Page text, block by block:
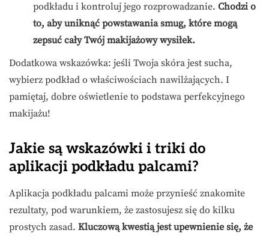
podkładu i kontroluj jego rozprowadzanie. Chodzi o
to, aby uniknąć powstawania smug, które mogą
zepsuć cały Twój makijażowy wysiłek.
Dodatkowa wskazówka: jeśli Twoja skóra jest sucha,
wybierz podkład o właściwościach nawilżających. I
pamiętaj, dobre oświetlenie to podstawa perfekcyjnego
makijażu!
Jakie są wskazówki i triki do
aplikacji podkładu palcami?
Aplikacja podkładu palcami może przynieść znakomite
rezultaty, pod warunkiem, że zastosujesz się do kilku
prostych zasad. Kluczową kwestią jest upewnienie się, że